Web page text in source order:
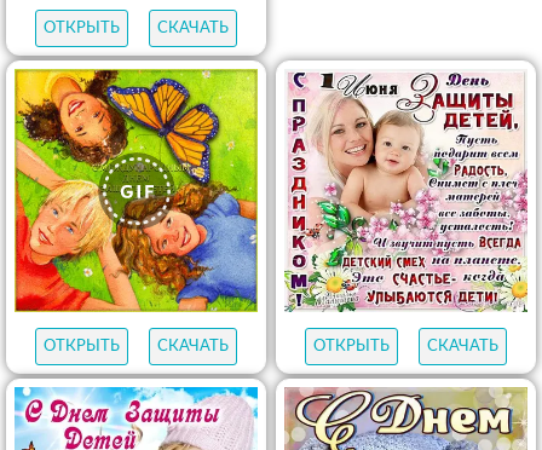
ОТКРЫТЬ СКАЧАТЬ
ОТКРЫТЬ СКАЧАТЬ ОТКРЫТЬ СКАЧАТЬ